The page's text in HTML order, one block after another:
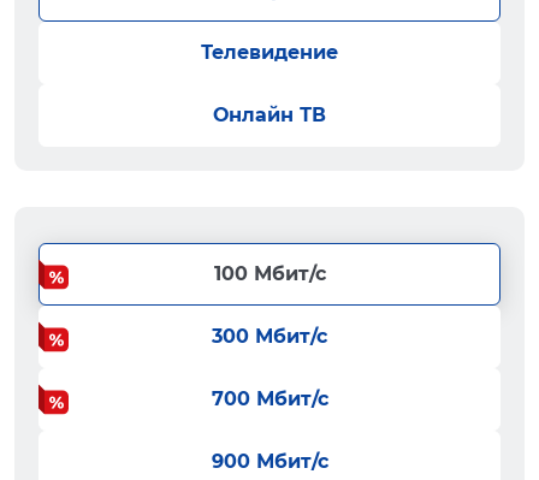
Телевидение
Онлайн ТВ
100 Мбит/с
300 Мбит/с
700 Мбит/с
900 Мбит/с